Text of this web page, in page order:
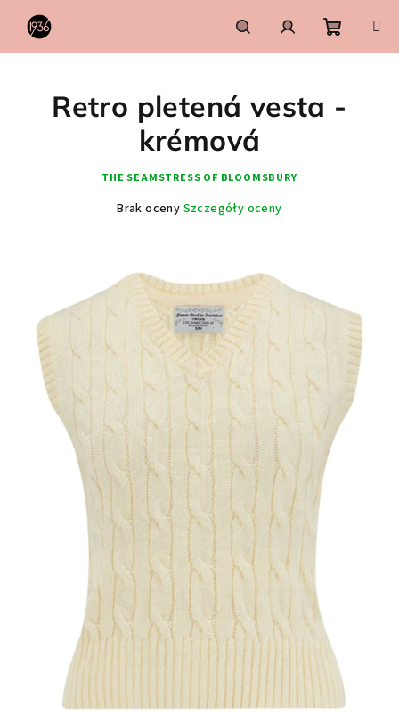
SzukajZaloguj
się
Koszyk
Retro pletená vesta -
krémová
THE SEAMSTRESS OF BLOOMSBURY
Średnia
0,0
5
gwiazdek.
Brak oceny Szczegóły oceny